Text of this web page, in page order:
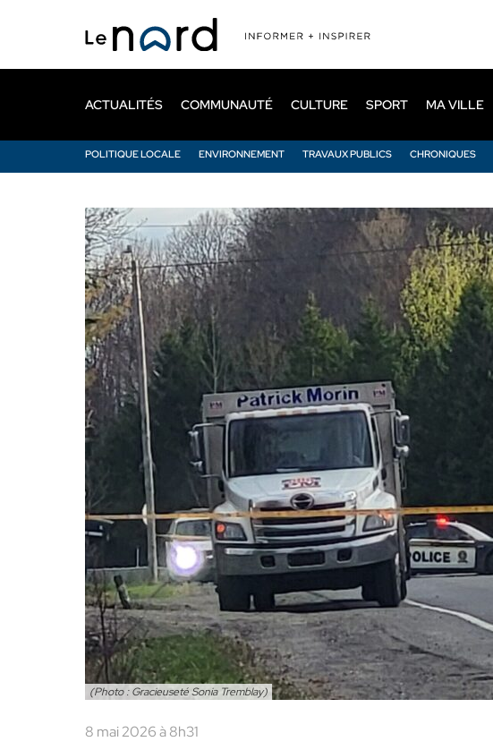
principal
ACTUALITÉS
POLITIQUE LOCALE ENVIRONNEMENT TRAVAUX PUBLICS CHRONIQUES
COMMUNAUTÉ CULTURE SPORT MA VILLE
(Photo : Gracieuseté Sonia Tremblay)
8 mai 2026 à 8h31